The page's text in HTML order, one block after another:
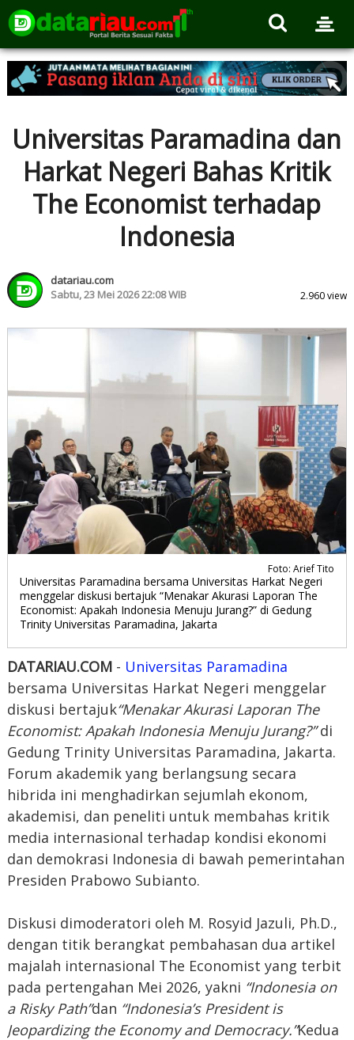
Universitas Paramadina dan
Harkat Negeri Bahas Kritik
The Economist terhadap
Indonesia
datariau.com
Sabtu, 23 Mei 2026 22:08 WIB
2.960 view
Foto: Arief Tito
Universitas Paramadina bersama Universitas Harkat Negeri
menggelar diskusi bertajuk “Menakar Akurasi Laporan The
Economist: Apakah Indonesia Menuju Jurang?” di Gedung
Trinity Universitas Paramadina, Jakarta
DATARIAU.COM - Universitas Paramadina
bersama Universitas Harkat Negeri menggelar
diskusi bertajuk“Menakar Akurasi Laporan The
Economist: Apakah Indonesia Menuju Jurang?”di
Gedung Trinity Universitas Paramadina, Jakarta.
Forum akademik yang berlangsung secara
hibrida ini menghadirkan sejumlah ekonom,
akademisi, dan peneliti untuk membahas kritik
media internasional terhadap kondisi ekonomi
dan demokrasi Indonesia di bawah pemerintahan
Presiden Prabowo Subianto.
Diskusi dimoderatori oleh M. Rosyid Jazuli, Ph.D.,
dengan titik berangkat pembahasan dua artikel
majalah internasional The Economist yang terbit
pada pertengahan Mei 2026, yakni “Indonesia on
a Risky Path”dan “Indonesia’s President is
Jeopardizing the Economy and Democracy.”Kedua